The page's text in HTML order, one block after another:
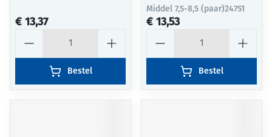
€ 13,37
Bestel
Middel 7,5-8,5 (paar)24751
€ 13,53
Bestel